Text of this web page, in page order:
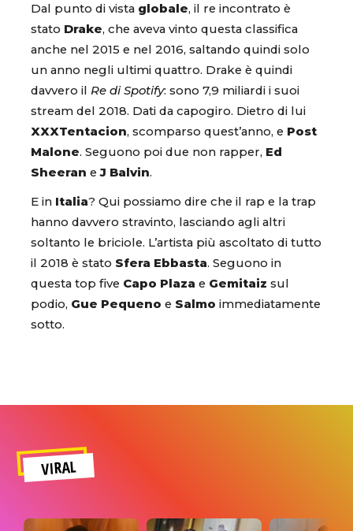
Dal punto di vista globale, il re incontrato è
stato Drake, che aveva vinto questa classifica
anche nel 2015 e nel 2016, saltando quindi solo
un anno negli ultimi quattro. Drake è quindi
davvero il Re di Spotify: sono 7,9 miliardi i suoi
stream del 2018. Dati da capogiro. Dietro di lui
XXXTentacion, scomparso quest’anno, e Post
Malone. Seguono poi due non rapper, Ed
Sheeran eJ Balvin.
E in Italia? Qui possiamo dire che il rap e la trap
hanno davvero stravinto, lasciando agli altri
soltanto le briciole. L’artista più ascoltato di tutto
il 2018 è stato Sfera Ebbasta. Seguono in
questa top five Capo Plaza e Gemitaiz sul
podio, Gue Pequeno e Salmo immediatamente
sotto.
VIRAL